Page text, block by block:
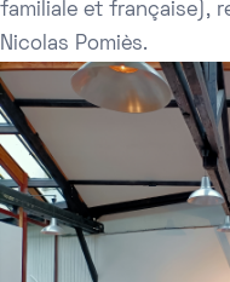
familiale et française),
Nicolas Pomiès.